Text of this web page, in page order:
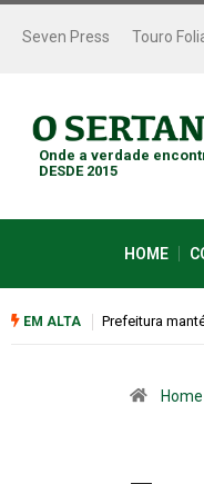
Seven Press Touro
Onde a verdade
DESDE 2015
HOME
EM ALTA Colina
Home